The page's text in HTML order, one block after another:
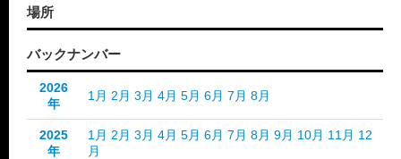
場所
バックナンバー
2026
年
1月 2月 3月 4月 5月 6月 7月 8月
2025
年
1月 2月 3月 4月 5月 6月 7月 8月 9月 10月 11月 12
月